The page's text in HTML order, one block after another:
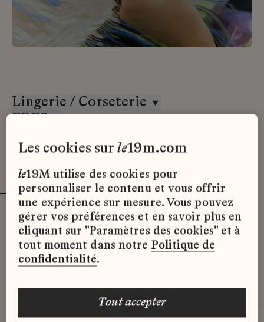
Lingerie / Corseterie
ERES
Désolé, il semble qu’il n’y ait pas
d’offres d’emploi disponibles pour le
moment.
les cookies surle19m.com
le19M utilise des cookies pour
personnaliser le contenu et vous offrir
une expérience sur mesure. Vous pouvez
gérer vos préférences et en savoir plus en
cliquant sur "Paramètres des cookies" et à
tout moment dans notre Politique de
confidentialité.
tout accepter